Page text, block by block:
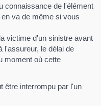
connaissance de l'élément
va de même si vous
victime d'un sinistre avant
l'assureur, le délai de
moment où cette
être interrompu par l'un